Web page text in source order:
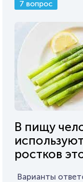
7 вопрос
В пищу
ростков
Варианты